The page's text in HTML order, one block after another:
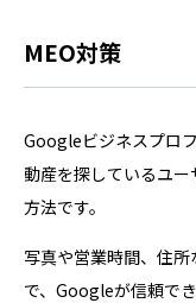
MEO対策
Googleビジネスプロ
動産を探しているユ
方法です。
写真や営業時間、住
で、Googleが信頼で